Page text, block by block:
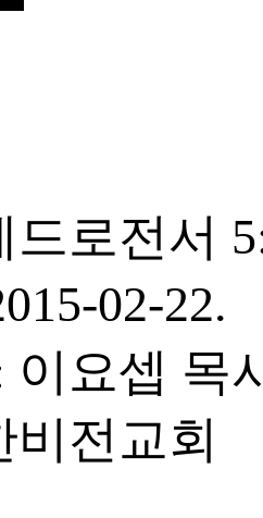
드로전서
02-22.
이요셉 목
비전교회